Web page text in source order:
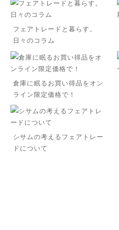
フェアトレードと暮らす。
日々のコラム
倉庫に眠るお買い得品をオン
ライン限定価格で！
シサムの考えるフェアトレー
ドについて